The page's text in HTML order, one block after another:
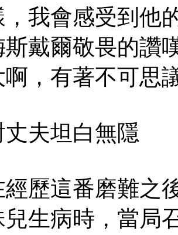
，我會感受到他
斯戴爾敬畏的讚
啊，有著不可思
丈夫坦白無隱
經歷這番磨難之
兒生病時，當局